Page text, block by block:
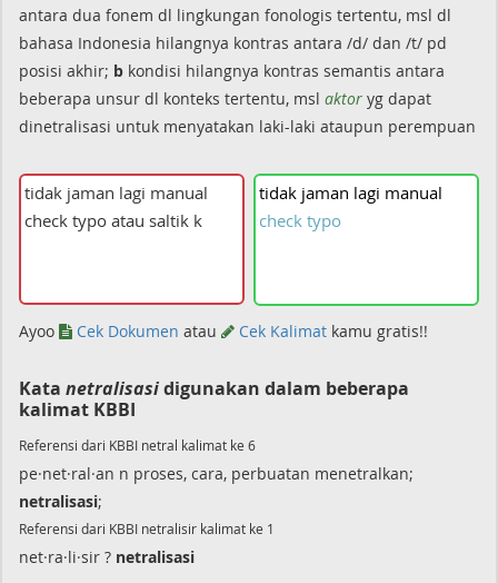
antara dua fonem dl lingkungan fonologis tertentu, msl dl
bahasa Indonesia hilangnya kontras antara /d/ dan /t/ pd
posisi akhir; b kondisi hilangnya kontras semantis antara
beberapa unsur dl konteks tertentu, msl aktor yg dapat
dinetralisasi untuk menyatakan laki-laki ataupun perempuan
tidak jaman lagi manual
check typo
Ayoo Cek Dokumen atau Cek Kalimat kamu gratis!!
Kata netralisasidigunakan dalam beberapa
kalimat KBBI
Referensi dari KBBI netral kalimat ke 6
pe·net·ral·an n proses, cara, perbuatan menetralkan;
netralisasi;
Referensi dari KBBI netralisir kalimat ke 1
net·ra·li·sir ? netralisasi